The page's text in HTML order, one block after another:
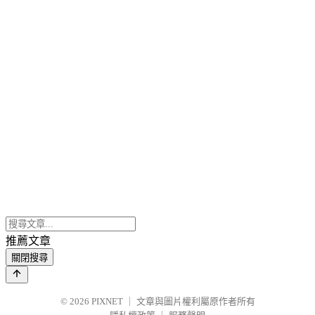
推薦文章
關閉搜尋
© 2026 PIXNET
文章與圖片權利屬原作者所有